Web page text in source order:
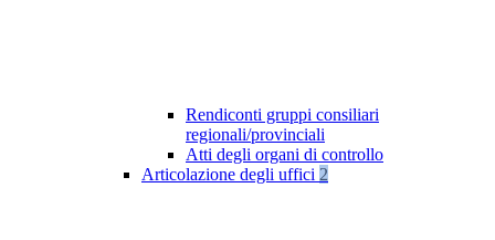
Rendiconti gruppi consiliari
regionali/provinciali
Atti degli organi di controllo
Articolazione degli uffici 2